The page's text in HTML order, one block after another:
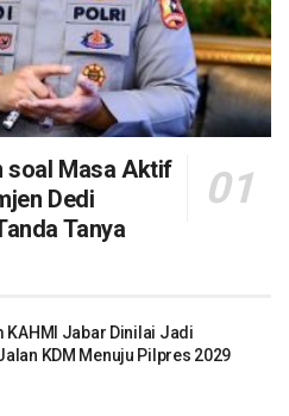
soal Masa Aktif
Dedi
Tanya
KAHMI Jabar Dinilai Jadi
KDM Menuju Pilpres 2029